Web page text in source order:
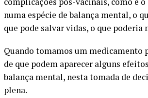
numa espécie de balança mental, o
que pode salvar vidas, o que
Quando tomamos um medicamento
de que podem aparecer alguns
balança mental, nesta tomada de
plena.